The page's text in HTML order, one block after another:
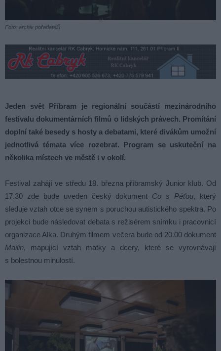
Foto: archiv pořadatelů
Jeden svět Příbram je regionální součástí mezinárodního
festivalu dokumentárních filmů o lidských právech. Promítání
doplní také besedy s hosty a debatami, které divákům umožní
jednotlivá témata více rozebrat. Program se uskuteční na
několika místech ve městě i v okolí.
Festival zahájí ve středu 18. března příbramský Junior klub. Od
17.30 zde bude uveden český dokument Co s Péťou, který
sleduje vztah otce se synem s poruchou autistického spektra. Po
projekci bude následovat debata s režisérem snímku i pracovnicí
organizace Alka. Druhým filmem večera bude od 20.00 dokument
Mailin, mapující vztah matky a dcery, které se vyrovnávají
s bolestnou minulostí.